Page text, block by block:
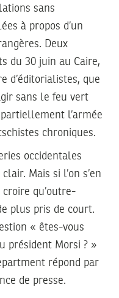
sans
à propos d’un
Deux
du 30 juin au Caire,
d’éditorialistes, que
sans le feu vert
l’armée
chroniques.
occidentales
Mais si l’on s’en
qu’outre-
plus pris de court.
« êtes-vous
président Morsi ? »
répond par
de presse.